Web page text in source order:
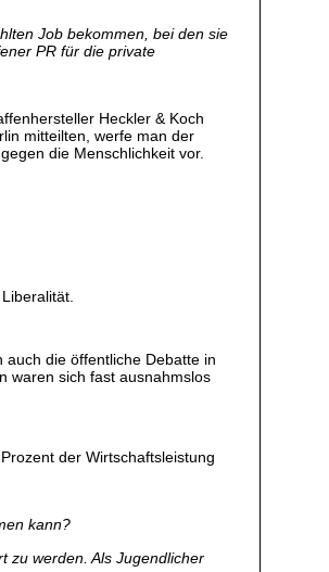
Job bekommen, bei den sie
PR für die private
Heckler & Koch
mitteilten, werfe man der
die Menschlichkeit vor.
die öffentliche Debatte in
waren sich fast ausnahmslos
der Wirtschaftsleistung
kann?
zu werden. Als Jugendlicher